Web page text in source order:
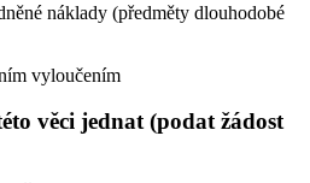
náklady (předměty dlouhodobé
vyloučením
věci jednat (podat žádost